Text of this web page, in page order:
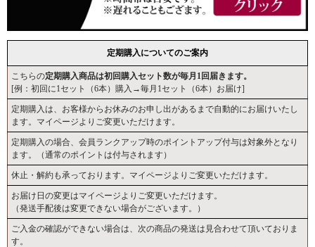
定期購入についてのご案内
こちらの定期購入商品は初回購入セット数が毎月1回届きます。
[例：初回に1セット（6本）購入→毎月1セット（6本）お届け]
定期購入は、お客様からお休みのお申し出があるまで自動的にお届けいたし
ます。マイページよりご変更いただけます。
定期購入の場合、会員ランクアップ時のポイントアップ付与は対象外となり
ます。（通常のポイントは付与されます）
休止・解約も承っております。マイページよりご変更いただけます。
お届け日の変更はマイページよりご変更いただけます。
（発送手配後は変更できない場合がございます。）
ご入金の確認ができない場合は、次の商品の発送は見合わせて頂いておりま
す。